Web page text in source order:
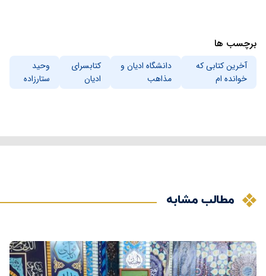
برچسب ها
آخرین کتابی که
خوانده ام
دانشگاه ادیان و
مذاهب
کتابسرای
ادیان
وحید
ستارزاده
مطالب مشابه